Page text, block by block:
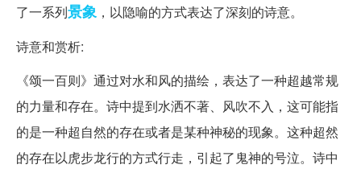
了一系列景象 ，以隐喻的方式表达了深刻的诗意。
诗意和赏析:
《颂一百则》通过对水和风的描绘，表达了一种超越常规
的力量和存在。诗中提到水洒不著、风吹不入，这可能指
的是一种超自然的存在或者是某种神秘的现象。这种超然
的存在以虎步龙行的方式行走，引起了鬼神的号泣。诗中